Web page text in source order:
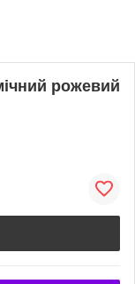
рожевий